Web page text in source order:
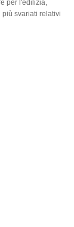
per l'edilizia,
svariati relativi